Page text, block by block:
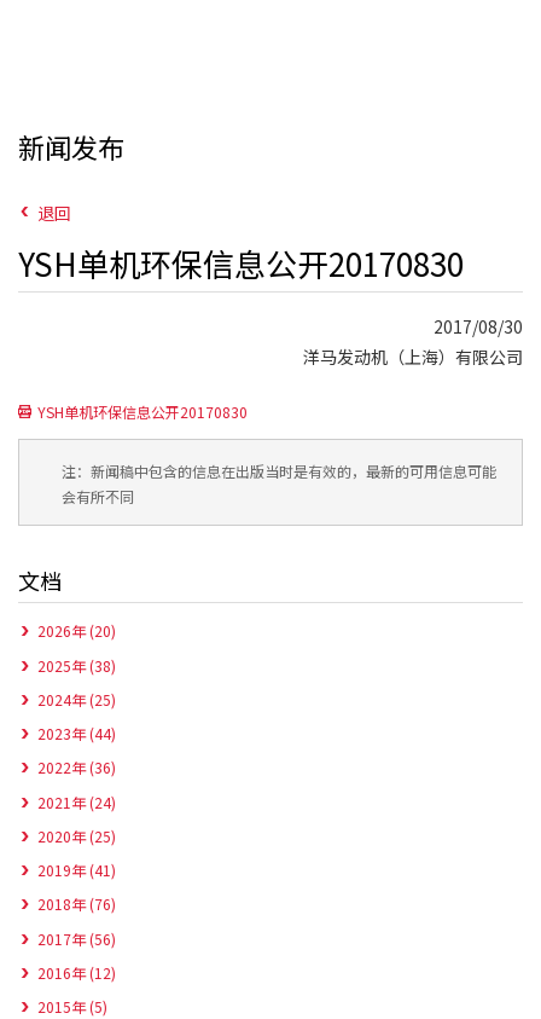
新闻发布
退回
YSH单机环保信息公开20170830
2017/08/30
洋马发动机（上海）有限公司
YSH单机环保信息公开20170830
注：新闻稿中包含的信息在出版当时是有效的，最新的可用信息可能
会有所不同
文档
2026年 (20)
2025年 (38)
2024年 (25)
2023年 (44)
2022年 (36)
2021年 (24)
2020年 (25)
2019年 (41)
2018年 (76)
2017年 (56)
2016年 (12)
2015年 (5)